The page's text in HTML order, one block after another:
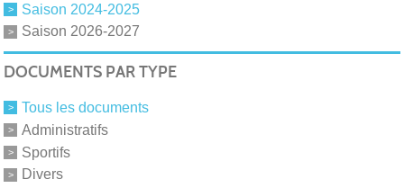
Saison 2024-2025
Saison 2026-2027
DOCUMENTS PAR TYPE
Tous les documents
Administratifs
Sportifs
Divers